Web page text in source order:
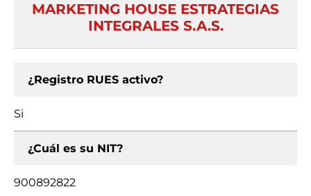
MARKETING HOUSE ESTRATEGIAS
INTEGRALES S.A.S.
¿Registro RUES activo?
Si
¿Cuál es su NIT?
900892822